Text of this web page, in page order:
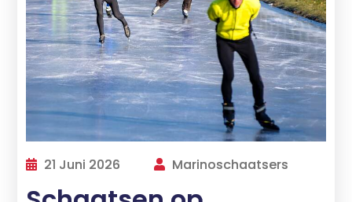
21 Juni 2026 Marinoschaatsers